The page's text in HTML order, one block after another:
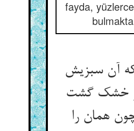
fayda,
آن سبزیش
خشک گشت
همان را